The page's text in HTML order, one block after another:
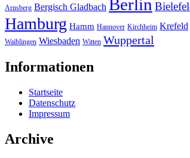
Arnsberg Bergisch Gladbach Berlin
Hamburg Hamm Hannover Kirchheim Krefeld
Waiblingen Wiesbaden Witten Wuppertal
Informationen
Startseite
Datenschutz
Impressum
Archive